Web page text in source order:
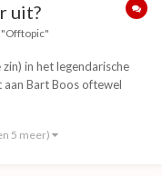
uit?
in het legendarische
Bart Boos oftewel
5 meer)